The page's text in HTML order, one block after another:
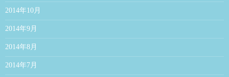
2014年10月
2014年9月
2014年8月
2014年7月